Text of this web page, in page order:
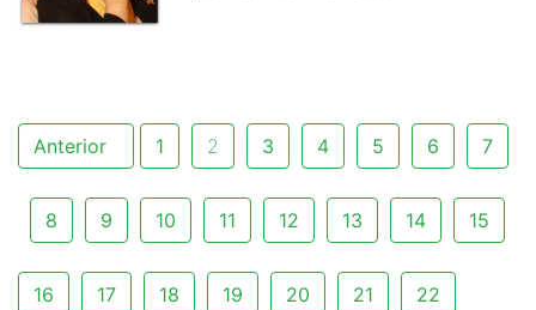
Anterior 1 2 3 4 5 6 7
8 9 10 11 12 13 14 15
16 17 18 19 20 21 22